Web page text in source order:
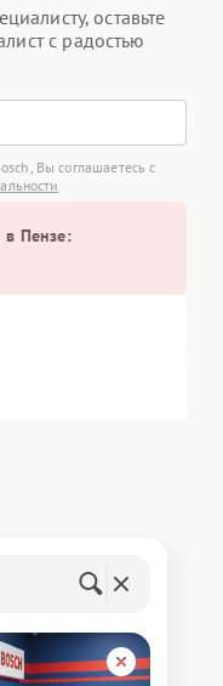
оставьте
с радостью
Вы соглашаетесь с
в Пензе: